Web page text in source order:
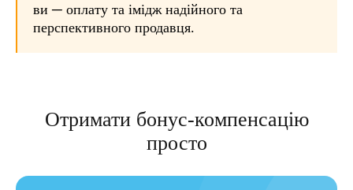
ви ─ оплату та імідж надійного та
перспективного продавця.
Отримати бонус-компенсацію
просто